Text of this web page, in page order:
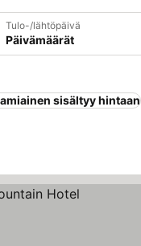
Tulo-/lähtöpäivä
Päivämäärät
sisältyy hintaan